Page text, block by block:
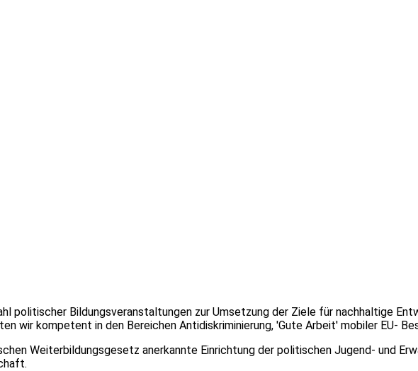
politischer Bildungsveranstaltungen zur Umsetzung der Ziele für nachhaltige
wir kompetent in den Bereichen Antidiskriminierung, 'Gute Arbeit' mobiler EU-
Weiterbildungsgesetz anerkannte Einrichtung der politischen Jugend- und